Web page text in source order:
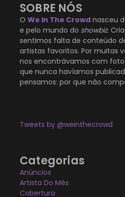
SOBRE NÓS
O We In The Crowd nasceu
e pelo mundo do showbiz.
sentimos falta de conteúdo
artistas favoritos. Por muitas
nos encontrávamos com
que nunca havíamos
pensamos: por que não
Tweets by @weinthecrowd
Categorias
Anúncios
Artista Do Mês
Cobertura